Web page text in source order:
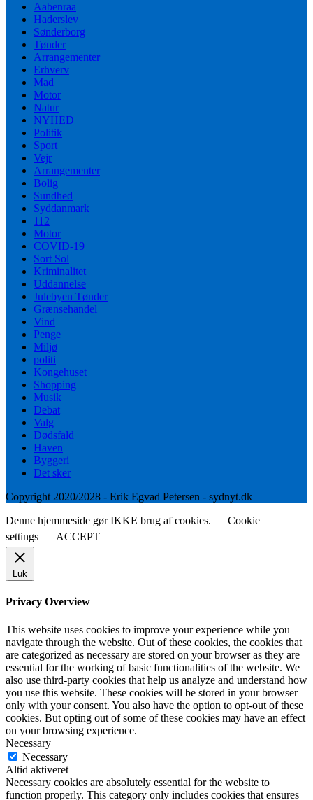
Aabenraa
Haderslev
Sønderborg
Tønder
Arrangementer
Erhverv
Mad
Motor
Natur
NYHED
Politik
Sport
Vejr
Arrangementer
Bolig
Sundhed
Syddanmark
112
Motor
COVID-19
Sort Sol
Kriminalitet
Uddannelse
Julebyen Tønder
Grænsehandel
Vind
Penge
Miljø
politi
Kongehuset
Shopping
Musik
Debat
Valg
Dødsfald
Haven
Byggeri
Det sker
Copyright 2020/2028 - Erik Egvad Petersen - sydnyt.dk
Denne hjemmeside gør IKKE brug af cookies.
Cookie
settings
ACCEPT
Luk
Privacy Overview
This website uses cookies to improve your experience while you
navigate through the website. Out of these cookies, the cookies that
are categorized as necessary are stored on your browser as they are
essential for the working of basic functionalities of the website. We
also use third-party cookies that help us analyze and understand how
you use this website. These cookies will be stored in your browser
only with your consent. You also have the option to opt-out of these
cookies. But opting out of some of these cookies may have an effect
on your browsing experience.
Necessary
Necessary
Altid aktiveret
Necessary cookies are absolutely essential for the website to
function properly. This category only includes cookies that ensures